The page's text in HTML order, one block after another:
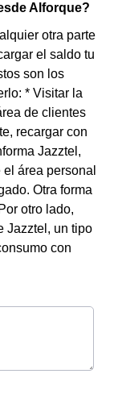
Alforque?
otra parte
el saldo tu
son los
* Visitar la
de clientes
recargar con
Jazztel,
área personal
Otra forma
otro lado,
Jazztel, un tipo
con